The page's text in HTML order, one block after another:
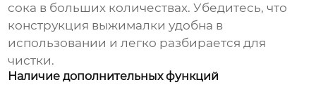
сока в больших количествах. Убедитесь, что
конструкция выжималки удобна в
использовании и легко разбирается для
чистки.
Наличие дополнительных функций